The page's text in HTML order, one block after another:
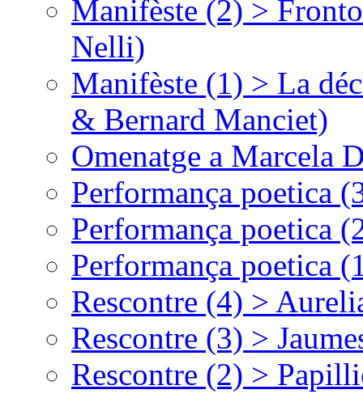
Manifèste (2) >
Nelli)
Manifèste (1) > La
& Bernard Manciet)
Omenatge a Marcela
Performança poetica
Performança poetica
Performança poetica
Rescontre (4) >
Rescontre (3) >
Rescontre (2) >